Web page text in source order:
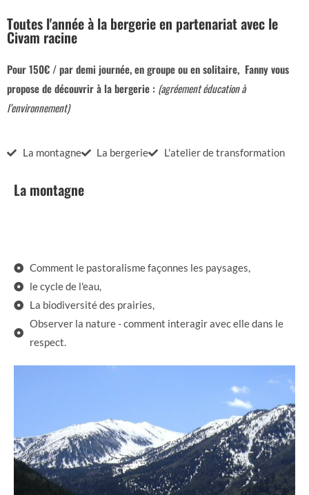
Toutes l'année à la bergerie en partenariat avec le
Civam racine
Pour 150€ / par demi journée, en groupe ou en solitaire, Fanny vous
propose de découvrir à la bergerie : (agréement éducation à
l’environnement)
La montagne La bergerie L'atelier de transformation
La montagne
Comment le pastoralisme façonnes les paysages,
le cycle de l'eau,
La biodiversité des prairies,
Observer la nature - comment interagir avec elle dans le
respect.